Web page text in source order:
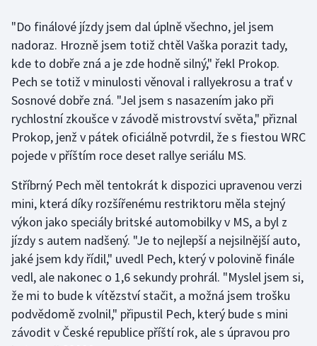
Gymnastika
Házená
Jezdectví
Judo
Krasobruslení
Lezení
Lyže a snowboard
Moderní pětiboj
Motorsport
"Do finálové jízdy jsem dal úplně všechno, jel jsem
nadoraz. Hrozně jsem totiž chtěl Vaška porazit tady,
kde to dobře zná a je zde hodně silný," řekl Prokop.
Pech se totiž v minulosti věnoval i rallyekrosu a trať v
Sosnové dobře zná. "Jel jsem s nasazením jako při
rychlostní zkoušce v závodě mistrovství světa," přiznal
Prokop, jenž v pátek oficiálně potvrdil, že s fiestou WRC
pojede v příštím roce deset rallye seriálu MS.
Stříbrný Pech měl tentokrát k dispozici upravenou verzi
mini, která díky rozšířenému restriktoru měla stejný
výkon jako speciály britské automobilky v MS, a byl z
jízdy s autem nadšený. "Je to nejlepší a nejsilnější auto,
jaké jsem kdy řídil," uvedl Pech, který v polovině finále
vedl, ale nakonec o 1,6 sekundy prohrál. "Myslel jsem si,
že mi to bude k vítězství stačit, a možná jsem trošku
podvědomě zvolnil," připustil Pech, který bude s mini
závodit v České republice příští rok, ale s úpravou pro